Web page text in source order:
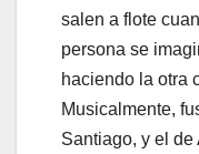
salen a flote
persona se
haciendo la otra
Musicalmente,
Santiago, y el